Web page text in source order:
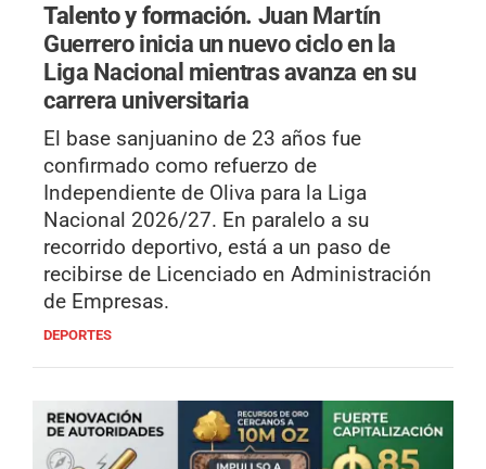
Talento y formación. Juan Martín
Guerrero inicia un nuevo ciclo en la
Liga Nacional mientras avanza en su
carrera universitaria
El base sanjuanino de 23 años fue
confirmado como refuerzo de
Independiente de Oliva para la Liga
Nacional 2026/27. En paralelo a su
recorrido deportivo, está a un paso de
recibirse de Licenciado en Administración
de Empresas.
DEPORTES